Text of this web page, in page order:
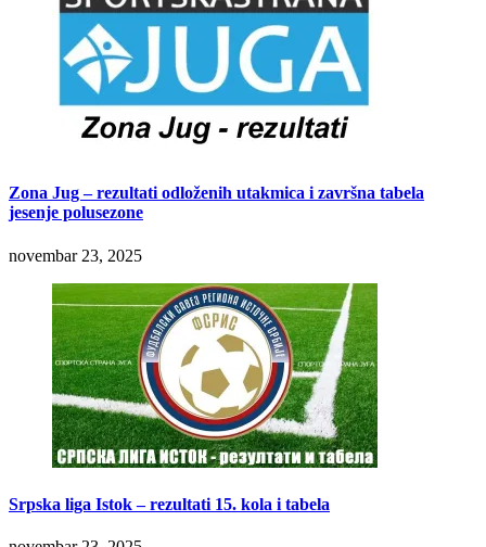
Zona Jug – rezultati odloženih utakmica i završna tabela
jesenje polusezone
novembar 23, 2025
Srpska liga Istok – rezultati 15. kola i tabela